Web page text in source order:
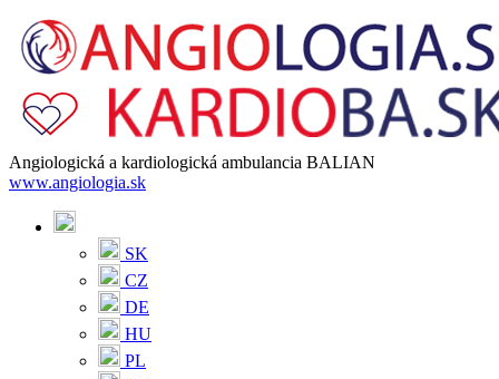
Angiologická a kardiologická ambulancia BALIAN
www.angiologia.sk
SK
CZ
DE
HU
PL